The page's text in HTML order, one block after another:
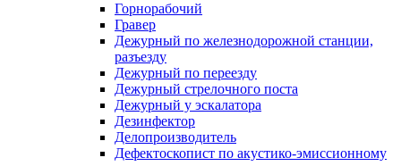
Горнорабочий
Гравер
Дежурный по железнодорожной станции,
разъезду
Дежурный по переезду
Дежурный стрелочного поста
Дежурный у эскалатора
Дезинфектор
Делопроизводитель
Дефектоскопист по акустико-эмиссионному